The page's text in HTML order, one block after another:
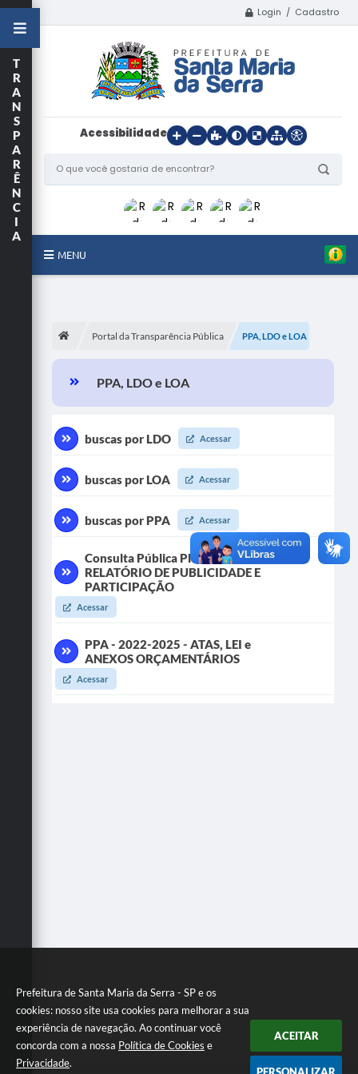
Prefeitura de Santa Maria da Serra - SP e os
cookies: nosso site usa cookies para melhorar a sua
experiência de navegação. Ao continuar você
concorda com a nossa Política de Cookies e
Privacidade.
ACEITAR
Login / Cadastro
Acessibilidade
MENU
Turismo
Conselhos Municipais
Legislação
Editais
Emprega
T
R
A
N
S
P
A
R
Ê
N
C
I
A
Portal da Transparência Pública PPA, LDO e LOA
PPA, LDO e LOA
buscas por LDO Acessar
buscas por LOA Acessar
buscas por PPA Acessar
Consulta Pública PPA 2026-2029 -
RELATÓRIO DE PUBLICIDADE E
PARTICIPAÇÃO
Acessar
PPA - 2022-2025 - ATAS, LEI e
ANEXOS ORÇAMENTÁRIOS
Acessar